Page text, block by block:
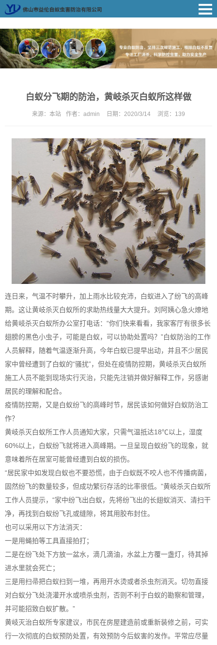
白蚁分飞期的防治，黄岐杀灭白蚁所这样做
来源： 本站 作者： admin 日期： 2020/3/14 浏览： 139
连日来，气温不时攀升，加上雨水比较充沛，白蚁进入了纷飞的高峰
期。这让黄岐杀灭白蚁所的求助热线量大大提升。刘阿姨心急火燎地
给黄岐杀灭白蚁所办公室打电话：“你们快来看看，我家客厅有很多长
翅膀的黑色小虫子，可能是白蚁，可以协助处置吗？”白蚁防治的工作
人员解释，随着气温逐渐升高，今年白蚁已提早出动，并且不少居民
家中曾经遭到了白蚁的“骚扰”，但处在疫情防控期，黄岐杀灭白蚁所
施工人员不能到现场实行灭治，只能先注销并做好解释工作，另感谢
居民的理解和配合。
疫情防控期，又是白蚁纷飞的高峰时节，居民该如何做好白蚁防治工
作？
黄岐杀灭白蚁所工作人员通知大家，只需气温抵达18℃以上，湿度
60%以上，白蚁纷飞就将进入高峰期。一旦呈现白蚁纷飞的现象，就
意味着所在居室可能曾经遭到白蚁的损伤。
“居民家中如发现白蚁也不要恐慌，由于白蚁既不咬人也不传播病菌，
固然纷飞的数量较多，但成功繁衍存活的比率很低。”黄岐杀灭白蚁所
工作人员提示，“家中纷飞出白蚁，先将纷飞出的长翅蚁消灭、清扫干
净，再找到白蚁纷飞孔或缝隙，将其用胶布封住。
也可以采用以下方法消灭：
一是用蝇拍等工具直接拍打；
二是在纷飞处下方放一盆水，滴几滴油，水盆上方覆一盏灯，待其掉
进水里就会死亡；
三是用扫帚把白蚁扫到一堆，再用开水烫或者杀虫剂消灭。切勿直接
对白蚁分飞处浇灌开水或喷杀虫剂，否则不利于白蚁的勘察和管理，
并可能招致白蚁扩散。”
黄岐灭治白蚁所专家建议，市民在房屋建造前或重新装修之前，可实
行一次彻底的白蚁预防处置，有效预防今后蚁害的发作。平常应尽量